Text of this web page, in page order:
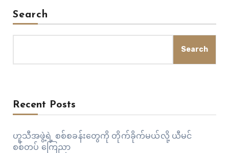
Search
Search
Recent Posts
ဟူသီအဖွဲ့ရဲ့ စစ်စခန်းတွေကို တိုက်ခိုက်မယ်လို့ ယီမင်
စစ်တပ် ကြေညာ